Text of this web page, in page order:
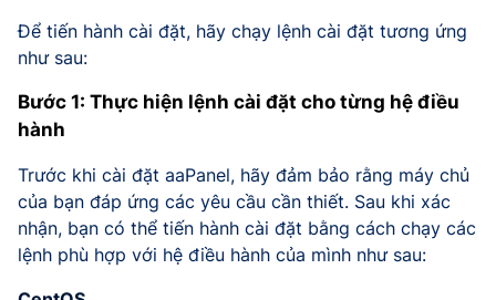
Để tiến hành cài đặt, hãy chạy lệnh cài đặt tương ứng
như sau:
Bước 1: Thực hiện lệnh cài đặt cho từng hệ điều
hành
Trước khi cài đặt aaPanel, hãy đảm bảo rằng máy chủ
của bạn đáp ứng các yêu cầu cần thiết. Sau khi xác
nhận, bạn có thể tiến hành cài đặt bằng cách chạy các
lệnh phù hợp với hệ điều hành của mình như sau: